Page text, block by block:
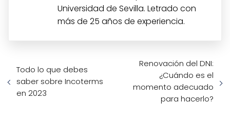
Universidad de Sevilla. Letrado con
más de 25 años de experiencia.
Todo lo que debes
saber sobre Incoterms
en 2023
Renovación del DNI:
¿Cuándo es el
momento adecuado
para hacerlo?